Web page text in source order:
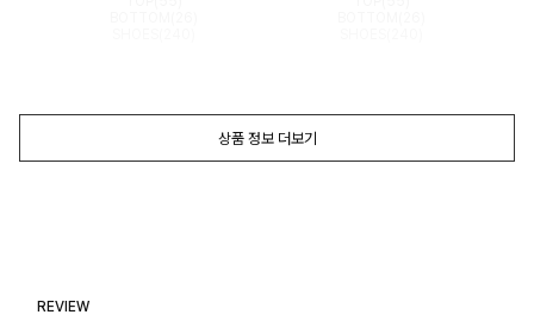
상품 정보 더보기
REVIEW